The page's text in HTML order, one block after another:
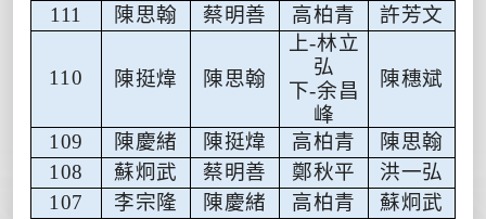
111 陳思翰 蔡明善 高柏青 許芳文
110 陳挺煒 陳思翰
上-林立
弘
下-余昌
峰
陳穗斌
109 陳慶緒 陳挺煒 高柏青
陳思翰
108
蘇炯武 蔡明善 鄭秋平
洪一弘
107
李宗隆 陳慶緒 高柏青
蘇炯武